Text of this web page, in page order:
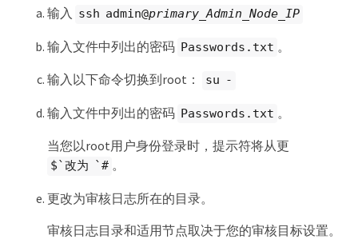
输入 ssh admin@primary_Admin_Node_IP
输入文件中列出的密码 Passwords.txt 。
输入以下命令切换到root： su -
输入文件中列出的密码 Passwords.txt 。
当您以root用户身份登录时，提示符将从更
$`改为 `# 。
更改为审核日志所在的目录。
审核日志目录和适用节点取决于您的审核目标设置。